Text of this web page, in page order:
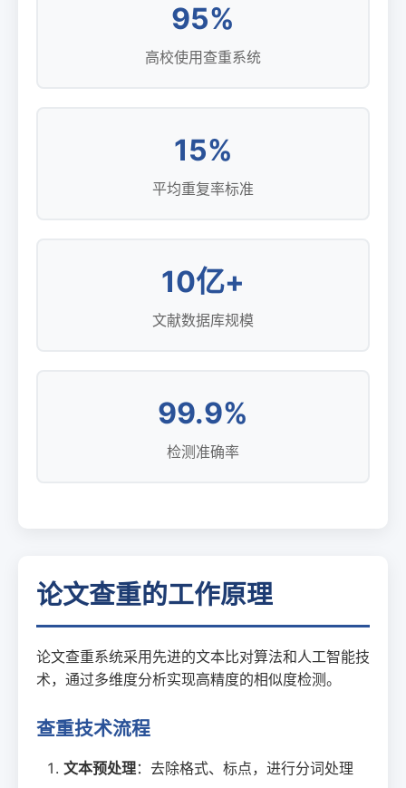
95%
高校使用查重系统
15%
平均重复率标准
10亿+
文献数据库规模
99.9%
检测准确率
论文查重的工作原理
论文查重系统采用先进的文本比对算法和人工智能技
术，通过多维度分析实现高精度的相似度检测。
查重技术流程
文本预处理：去除格式、标点，进行分词处理